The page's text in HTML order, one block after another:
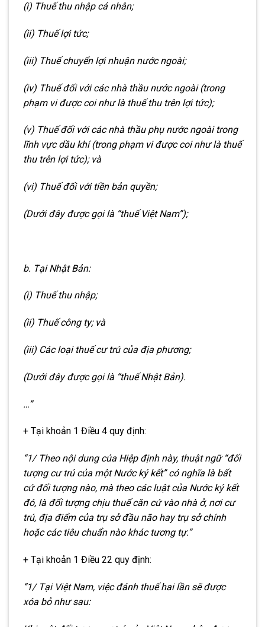
(i) Thuế thu nhập cá nhân;
(ii) Thuế lợi tức;
(iii) Thuế chuyển lợi nhuận nước ngoài;
(iv) Thuế đối với các nhà thầu nước ngoài (trong
phạm vi được coi như là thuế thu trên lợi tức);
(v) Thuế đối với các nhà thầu phụ nước ngoài trong
lĩnh vực dầu khí (trong phạm vi được coi như là thuế
thu trên lợi tức); và
(vi) Thuế đối với tiền bản quyền;
(Dưới đây được gọi là “thuế Việt Nam”);
b. Tại Nhật Bản:
(i) Thuế thu nhập;
(ii) Thuế công ty; và
(iii) Các loại thuế cư trú của địa phương;
(Dưới đây được gọi là “thuế Nhật Bản).
…”
+ Tại khoản 1 Điều 4 quy định:
“1/ Theo nội dung của Hiệp định này, thuật ngữ “đối
tượng cư trú của một Nước ký kết” có nghĩa là bất
cứ đối tượng nào, mà theo các luật của Nước ký kết
đó, là đối tượng chịu thuế căn cứ vào nhà ở, nơi cư
trú, địa điểm của trụ sở đầu não hay trụ sở chính
hoặc các tiêu chuẩn nào khác tương tự.”
+ Tại khoản 1 Điều 22 quy định:
“1/ Tại Việt Nam, việc đánh thuế hai lần sẽ được
xóa bỏ như sau: